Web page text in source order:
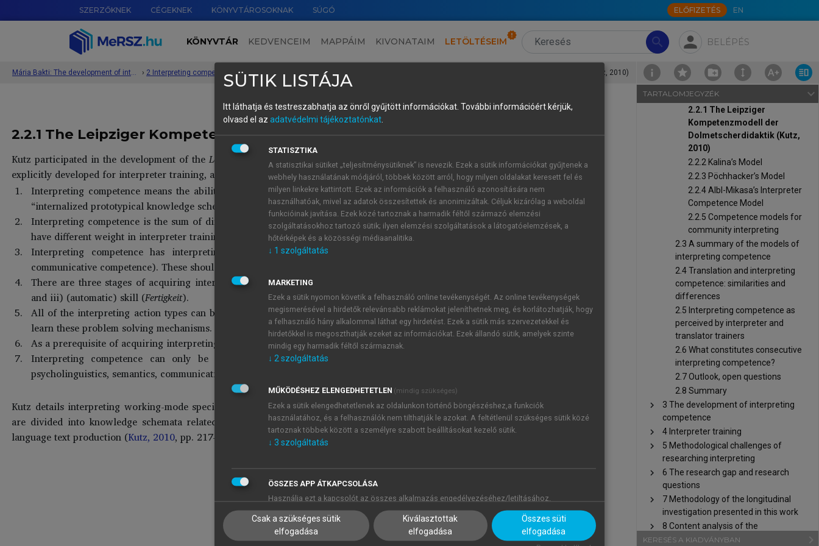
SZERZŐKNEK CÉGEKNEK KÖNYVTÁROSOKNAK SÚGÓ ELŐFIZETÉS EN
search person BELÉPÉS
KÖNYVTÁR KEDVENCEIM MAPPÁIM KIVONATAIM LETÖLTÉSEIM
Mária Bakti: The development of interpreting competence › 2 Interpreting competence › 2.2.1 The Leipziger Kompetenzmodell der Dolmetscherdidaktik (Kutz, 2010)
2.2.1 The Leipziger Kompetenzmodell der Dolmetscherdidaktik (Kutz, 2010)
Kutz participated in the development of the Leipziger Kompetenzmodell during the 1980’s at the University of Leipzig. The model was
explicitly developed for interpreter training, and is based on seven principles (Kutz, 2010, p. 197):
Interpreting competence means the ability to carry out different interpreting-specific actions (Handlungstypen), in other words
“internalized prototypical knowledge schemata about (sub)-processes in interpreting” (Albl-Mikasa, 2012, p. 60).
Interpreting competence is the sum of different interpreting competence forms; these forms are different from one another and
have different weight in interpreter training.
Interpreting competence has interpreting-specific parts and parts that are related to other competences (for example
communicative competence). These should be integrated into interpreting competence.
There are three stages of acquiring interpreting competence: i) (conscious) knowledge (
and iii) (automatic) skill (Fertigkeit).
All of the interpreting action types can be considered as problem-solving case studies; in the course of their training, students
learn these problem solving mechanisms.
As a prerequisite of acquiring interpreting competence, the existence of an interpreting-specific cognitive style is supposed.
Interpreting competence can only be described through an interdisciplinary approach, involving cognitive psychology,
psycholinguistics, semantics, communication studies, semiotics, and cultural studies.
Kutz details interpreting working-mode specific action types, listing thirty of such action types for consecutive interpreting. These
are divided into knowledge schemata related to preparation, understanding and processing the source language text, and target
language text production (Kutz, 2010, pp. 217–218).
TARTALOMJEGYZÉK navigate_next
Introduction
chevron_right 1 Interpreting
chevron_right
2 Interpreting competence
2.1 Interpreting competence
defined
chevron_right 2.2 Modelling interpreting
competence
2.2.1 The Leipziger
Kompetenzmodell der
Dolmetscherdidaktik (Kutz,
2010)
2.2.2 Kalina’s Model
2.2.3 Pöchhacker’s Model
2.2.4 Albl-Mikasa’s Interpreter
Competence Model
2.2.5 Competence models for
community interpreting
2.3 A summary of the models of
interpreting competence
2.4 Translation and interpreting
competence: similarities and
differences
2.5 Interpreting competence as
perceived by interpreter and
translator trainers
2.6 What constitutes consecutive
interpreting competence?
2.7 Outlook, open questions
2.8 Summary
chevron_right
3 The development of interpreting
competence
chevron_right 4 Interpreter training
chevron_right
5 Methodological challenges of
researching interpreting
chevron_right
6 The research gap and research
questions
chevron_right
7 Methodology of the longitudinal
investigation presented in this work
chevron_right
8 Content analysis of the
consecutively interpreted Hungarian
KERESÉS A KIADVÁNYBAN
SÜTIK LISTÁJA
Itt láthatja és testreszabhatja az önről gyűjtött információkat. További információért kérjük,
olvasd el az adatvédelmi tájékoztatónkat.
STATISZTIKA
A statisztikai sütiket „teljesítménysütiknek” is nevezik. Ezek a sütik információkat gyűjtenek a
webhely használatának módjáról, többek között arról, hogy milyen oldalakat keresett fel és
milyen linkekre kattintott. Ezek az információk a felhasználó azonosítására nem
használhatóak, mivel az adatok összesítettek és anonimizáltak. Céljuk kizárólag a weboldal
funkcióinak javítása. Ezek közé tartoznak a harmadik féltől származó elemzési
szolgáltatásokhoz tartozó sütik; ilyen elemzési szolgáltatások a látogatóelemzések, a
hőtérképek és a közösségi médiaanalitika.
↓ 1 szolgáltatás
MARKETING
Ezek a sütik nyomon követik a felhasználó online tevékenységét. Az online tevékenységek
megismerésével a hirdetők relevánsabb reklámokat jeleníthetnek meg, és korlátozhatják, hogy
a felhasználó hány alkalommal láthat egy hirdetést. Ezek a sütik más szervezetekkel és
hirdetőkkel is megoszthatják ezeket az információkat. Ezek állandó sütik, amelyek szinte
mindig egy harmadik féltől származnak.
↓ 2szolgáltatás
MŰKÖDÉSHEZ ELENGEDHETETLEN (mindig szükséges)
Ezek a sütik elengedhetetlenek az oldalunkon történő böngészéshez,a funkciók
használatához, és a felhasználók nem tilthatják le azokat. A feltétlenül szükséges sütik közé
tartoznak többek között a személyre szabott beállításokat kezelő sütik.
↓ 3 szolgáltatás
ÖSSZES APP ÁTKAPCSOLÁSA
Használja ezt a kapcsolót az összes alkalmazás engedélyezéséhez/letiltásához.
Csak a szükséges sütik
elfogadása
Kiválasztottak
elfogadása
Összes süti
elfogadása